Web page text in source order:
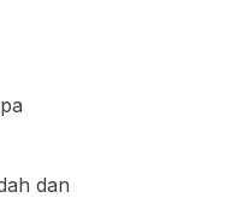
dan